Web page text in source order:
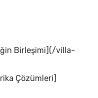
Birleşimi](/villa-
Çözümleri]